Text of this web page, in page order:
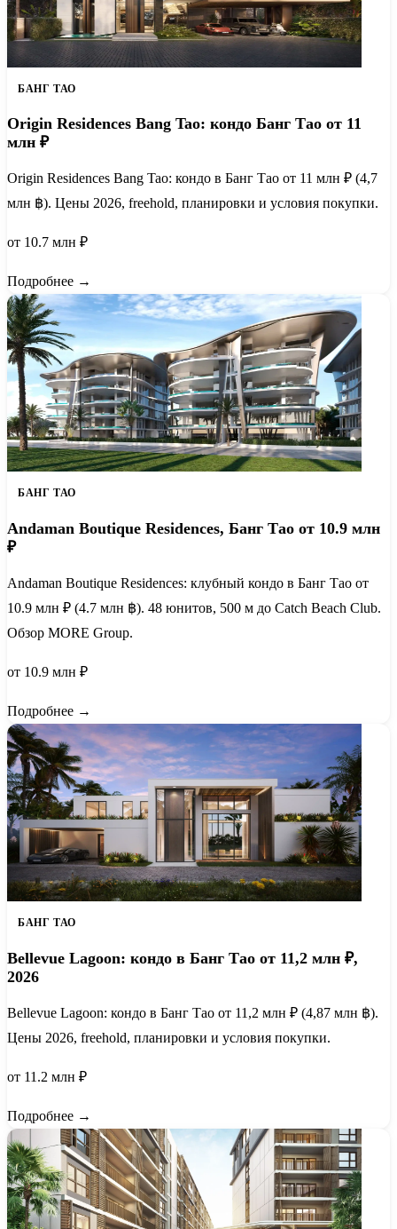
БАНГ ТАО
Origin Residences Bang Tao: кондо Банг Тао от 11
млн ₽
Origin Residences Bang Tao: кондо в Банг Тао от 11 млн ₽ (4,7
млн ฿). Цены 2026, freehold, планировки и условия покупки.
от 10.7 млн ₽
Подробнее →
БАНГ ТАО
Andaman Boutique Residences, Банг Тао от 10.9 млн
₽
Andaman Boutique Residences: клубный кондо в Банг Тао от
10.9 млн ₽ (4.7 млн ฿). 48 юнитов, 500 м до Catch Beach Club.
Обзор MORE Group.
от 10.9 млн ₽
Подробнее →
БАНГ ТАО
Bellevue Lagoon: кондо в Банг Тао от 11,2 млн ₽,
2026
Bellevue Lagoon: кондо в Банг Тао от 11,2 млн ₽ (4,87 млн ฿).
Цены 2026, freehold, планировки и условия покупки.
от 11.2 млн ₽
Подробнее →